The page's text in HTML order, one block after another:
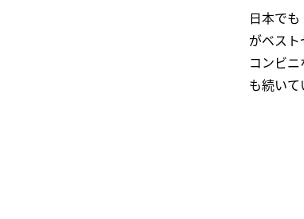
日本で
がベスト
コンビ
も続いて